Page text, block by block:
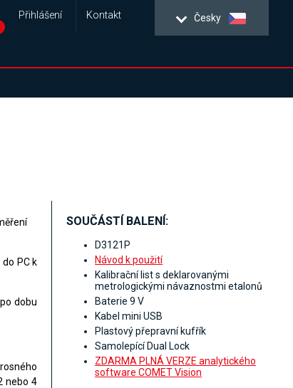
Česky
Přihlášení Kontakt
PC k
dobu
nebo 4
SOUČÁSTÍ BALENÍ:
D3121P
Návod k použití
Kalibrační list s deklarovanými
metrologickými návaznostmi etalonů
Baterie 9 V
Kabel mini USB
Plastový přepravní kufřík
Samolepící Dual Lock
ZDARMA PLNÁ VERZE analytického
software COMET Vision